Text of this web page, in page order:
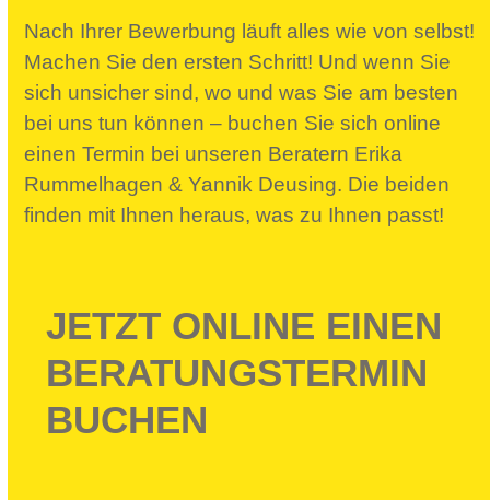
Nach Ihrer Bewerbung läuft alles wie von selbst!
Machen Sie den ersten Schritt! Und wenn Sie
sich unsicher sind, wo und was Sie am besten
bei uns tun können – buchen Sie sich online
einen Termin bei unseren Beratern Erika
Rummelhagen & Yannik Deusing. Die beiden
finden mit Ihnen heraus, was zu Ihnen passt!
JETZT ONLINE EINEN
BERATUNGSTERMIN
BUCHEN